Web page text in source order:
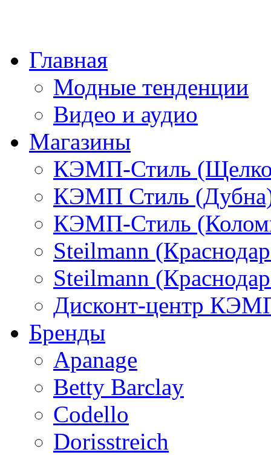
Главная
Модные тенденции
Видео и аудио
Магазины
КЭМП-Стиль
КЭМП Стиль
КЭМП-Стиль
Steilmann
Steilmann
Дисконт-центр
Бренды
Apanage
Betty Barclay
Codello
Dorisstreich